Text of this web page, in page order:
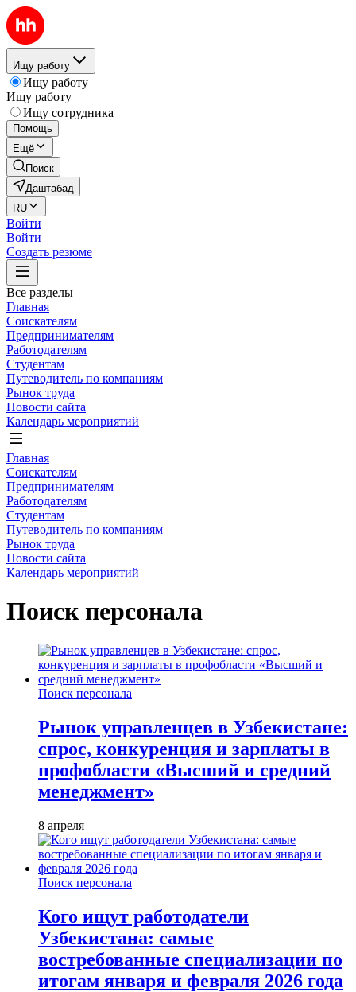
Ищу работу
Ищу работу
Ищу работу
Ищу сотрудника
Помощь
Ещё
Поиск
Даштабад
RU
Войти
Войти
Создать резюме
Все разделы
Главная
Соискателям
Предпринимателям
Работодателям
Студентам
Путеводитель по компаниям
Рынок труда
Новости сайта
Календарь мероприятий
Главная
Соискателям
Предпринимателям
Работодателям
Студентам
Путеводитель по компаниям
Рынок труда
Новости сайта
Календарь мероприятий
Поиск персонала
Поиск персонала
Рынок управленцев в Узбекистане:
спрос, конкуренция и зарплаты в
профобласти «Высший и средний
менеджмент»
8 апреля
Поиск персонала
Кого ищут работодатели
Узбекистана: самые
востребованные специализации по
итогам января и февраля 2026 года